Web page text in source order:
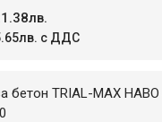
с ДДС
бетон TRIAL-MAX HABO